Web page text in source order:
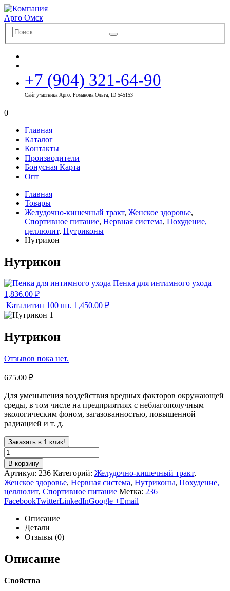
+7 (904) 321-64-90
Сайт участника Арго: Романова Ольга, ID 545153
0
Главная
Каталог
Контакты
Производители
Бонусная Карта
Опт
Главная
Товары
Желудочно-кишечный тракт, Женское здоровье,
Спортивное питание, Нервная система, Похудение,
целлюлит, Нутриконы
Нутрикон
Нутрикон
Пенка для интимного ухода
1,836.00 ₽
Каталитин 100 шт. 1,450.00 ₽
Нутрикон
Отзывов пока нет.
675.00 ₽
Для уменьшения воздействия вредных факторов окружающей
среды, в том числе на предприятиях с неблагополучным
экологическим фоном, загазованностью, повышенной
радиацией и т. д.
Заказать в 1 клик!
В корзину
Артикул: 236 Категорий: Желудочно-кишечный тракт,
Женское здоровье, Нервная система, Нутриконы, Похудение,
целлюлит, Спортивное питание Метка: 236
FacebookTwitterLinkedInGoogle +Email
Описание
Детали
Отзывы (0)
Описание
Свойства